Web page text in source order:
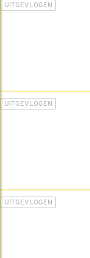
UITGEVLOGEN
UITGEVLOGEN
UITGEVLOGEN